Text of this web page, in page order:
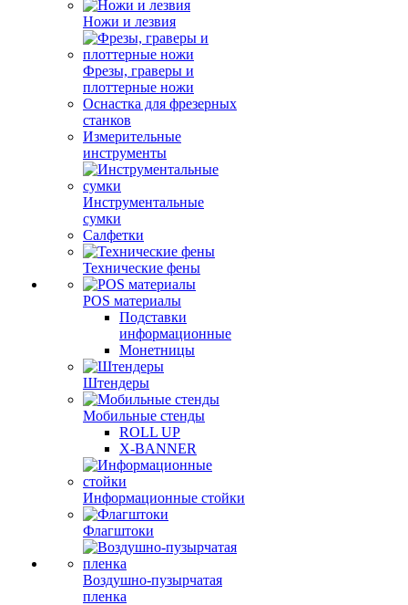
Ножи и лезвия
Фрезы, граверы и
плоттерные ножи
Оснастка для фрезерных
станков
Измерительные
инструменты
Инструментальные
сумки
Салфетки
Технические фены
POS материалы
Подставки
информационные
Монетницы
Штендеры
Мобильные стенды
ROLL UP
X-BANNER
Информационные стойки
Флагштоки
Воздушно-пузырчатая
пленка